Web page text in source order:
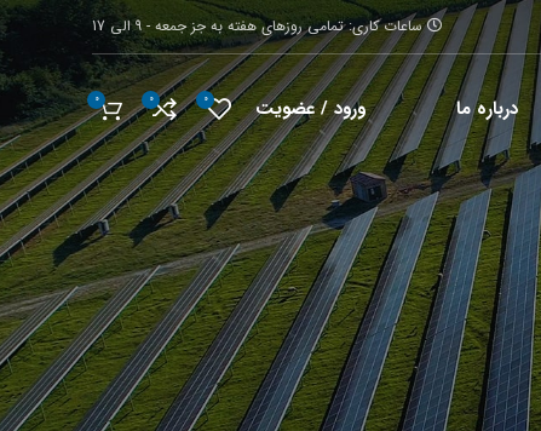
ساعات کاری: تمامی روزهای هفته به جز جمعه - 9 الی 17
درباره ما ورود / عضویت 0
0
0